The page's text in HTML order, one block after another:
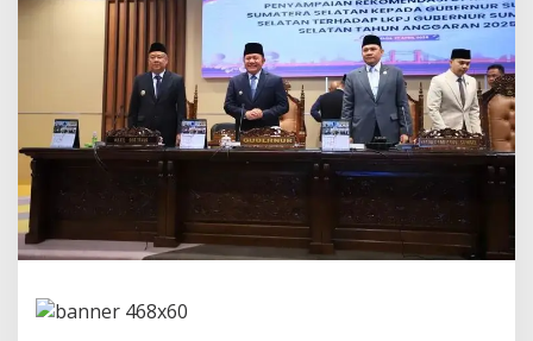
g
k
a
n
C
a
d
B